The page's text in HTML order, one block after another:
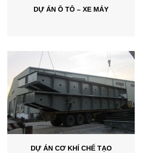
DỰ ÁN Ô TÔ – XE MÁY
DỰ ÁN CƠ KHÍ CHẾ TẠO